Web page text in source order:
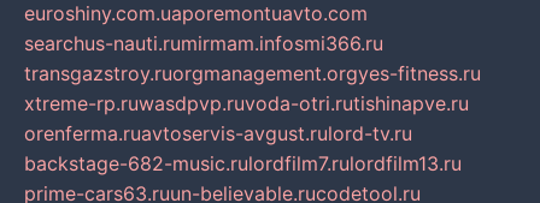
euroshiny.com.uaporemontuavto.com
searchus-nauti.rumirmam.infosmi366.ru
transgazstroy.ruorgmanagement.orgyes-fitness.ru
xtreme-rp.ruwasdpvp.ruvoda-otri.rutishinapve.ru
orenferma.ruavtoservis-avgust.rulord-tv.ru
backstage-682-music.rulordfilm7.rulordfilm13.ru
prime-cars63.ruun-believable.rucodetool.ru